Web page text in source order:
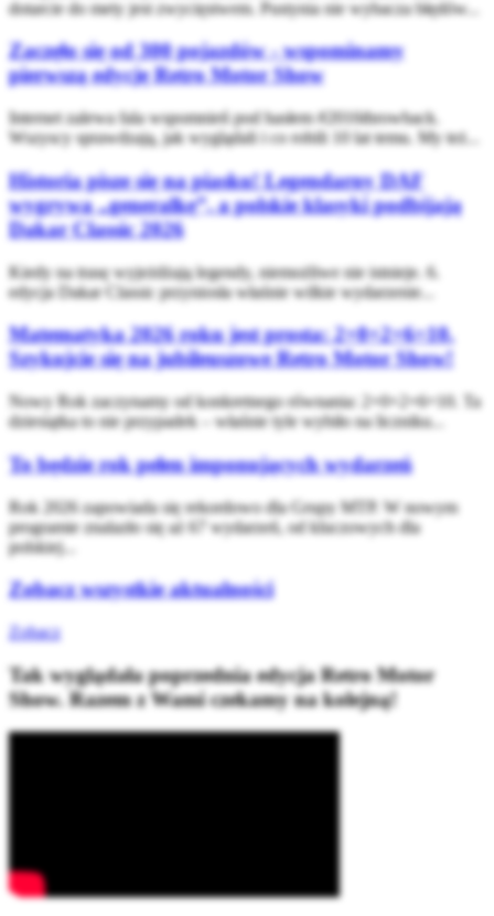
dotarcie do mety jest zwycięstwem. Pustynia nie wybacza błędów...
Zaczęło się od 300 pojazdów - wspominamy
pierwszą edycję Retro Motor Show
Internet zalewa fala wspomnień pod hasłem #2016throwback.
Wszyscy sprawdzają, jak wyglądali i co robili 10 lat temu. My też...
Historia pisze się na piasku! Legendarny DAF
wygrywa „generalkę”, a polskie klasyki podbijają
Dakar Classic 2026
Kiedy na trasę wyjeżdżają legendy, niemożliwe nie istnieje. 6.
edycja Dakar Classic przyniosła właśnie wilkie wydarzenie...
Matematyka 2026 roku jest prosta: 2+0+2+6=10.
Szykujcie się na jubileuszowe Retro Motor Show!
Nowy Rok zaczynamy od konkretnego równania: 2+0+2+6=10. Ta
dziesiątka to nie przypadek – właśnie tyle wybiło na liczniku...
To będzie rok pełen imponujących wydarzeń
Rok 2026 zapowiada się rekordowo dla Grupy MTP. W nowym
programie znalazło się aż 67 wydarzeń, od kluczowych dla
polskiej...
Zobacz wszystkie aktualności
Zobacz
Tak wyglądała poprzednia edycja Retro Motor
Show. Razem z Wami czekamy na kolejną!